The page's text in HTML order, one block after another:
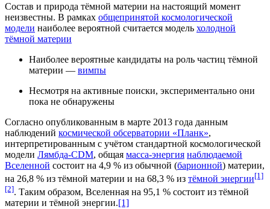
Состав и природа тёмной материи на настоящий момент
неизвестны. В рамках общепринятой космологической
модели наиболее вероятной считается модель холодной
тёмной материи
Наиболее вероятные кандидаты на роль частиц тёмной
материи — вимпы
Несмотря на активные поиски, экспериментально они
пока не обнаружены
Согласно опубликованным в марте 2013 года данным
наблюдений космической обсерватории «Планк»,
интерпретированным с учётом стандартной космологической
модели Лямбда-CDM, общая масса-энергия наблюдаемой
Вселенной состоит на 4,9 % из обычной (барионной) материи,
на 26,8 % из тёмной материи и на 68,3 % из тёмной энергии[1]
[2]. Таким образом, Вселенная на 95,1 % состоит из тёмной
материи и тёмной энергии.[1]